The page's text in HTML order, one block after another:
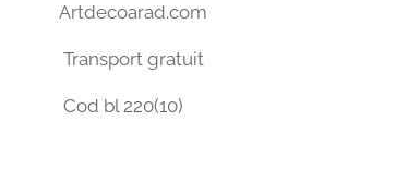
Artdecoarad.com
Transport gratuit
Cod bl 220(10)